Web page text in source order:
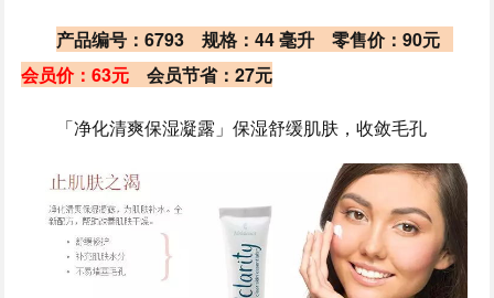
产品编号：6793 规格：44 毫升零售价：90元
会员价：63元 会员节省：27元
「净化清爽保湿凝露」保湿舒缓肌肤，收敛毛孔